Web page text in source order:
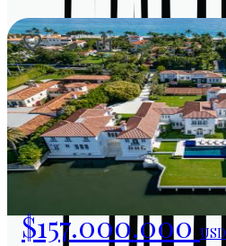
$157.000.000USD